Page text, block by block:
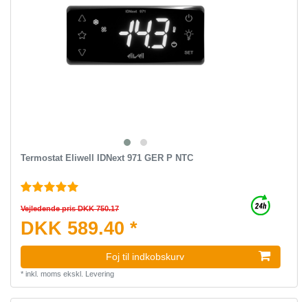
Termostat Eliwell IDNext 971 GER P NTC
Vejledende pris DKK 750.17
DKK 589.40 *
Foj til indkobskurv
* inkl. moms ekskl. Levering